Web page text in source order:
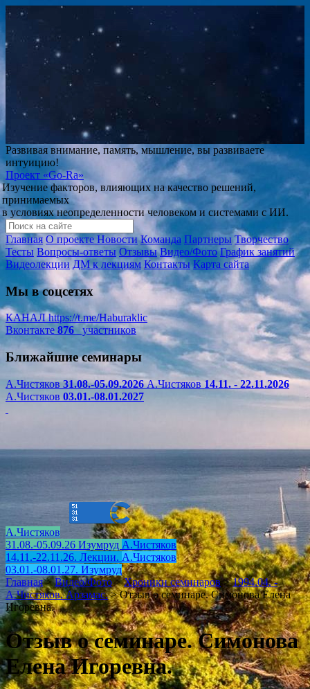
Развивая внимание, память, мышление, вы развиваете
интуицию!
Проект «Go-Ra»
Изучение факторов, влияющих на качество решений,
принимаемых
в условиях неопределенности человеком и системами с ИИ.
Главная О проектеНовости Команда Партнеры Творчество
Тесты Вопросы-ответы Отзывы Видео/Фото График занятий
Видеолекции ДМ к лекциям Контакты Карта сайта
Мы в соцсетях
КАНАЛhttps://t.me/Haburaklic
Вконтакте 876участников
Ближайшие семинары
А.Чистяков31.08.-05.09.2026 А.Чистяков14.11. - 22.11.2026
А.Чистяков 03.01.-08.01.2027
А.Чистяков
31.08.-05.09.26 Изумруд А.Чистяков
14.11.-22.11.26. Лекции. А.Чистяков
03.01.-08.01.27. Изумруд
Главная > Видео/Фото > Хроники семинаров > 1994.04. -
А.Чистяков. Арзамас. > Отзыв о семинаре. Симонова Елена
Игоревна.
Отзыв о семинаре. Симонова
Елена Игоревна.